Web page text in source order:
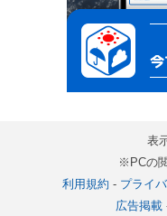
表
※PCの
利用規約 - プライ
広告掲載